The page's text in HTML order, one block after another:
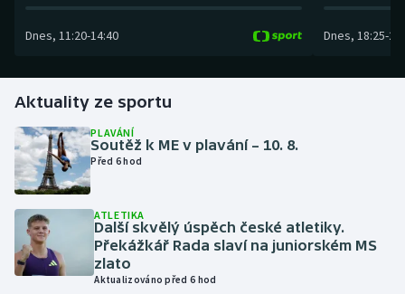
Dostihy
Florbal
Golf
Házená
Dnes, 11:20-14:40 Dnes, 18:25-
Aktuality ze sportu
PLAVÁNÍ
Soutěž k ME v plavání – 10. 8.
Před 6 hod
ATLETIKA
Další skvělý úspěch české atletiky.
Překážkář Rada slaví na juniorském MS
zlato
Aktualizováno před 6 hod